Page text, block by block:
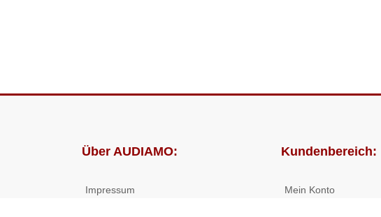
Über AUDIAMO:
Impressum
Kundenbereich:
Mein Konto